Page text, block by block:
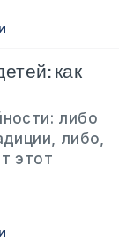
как
либо
либо,
этот